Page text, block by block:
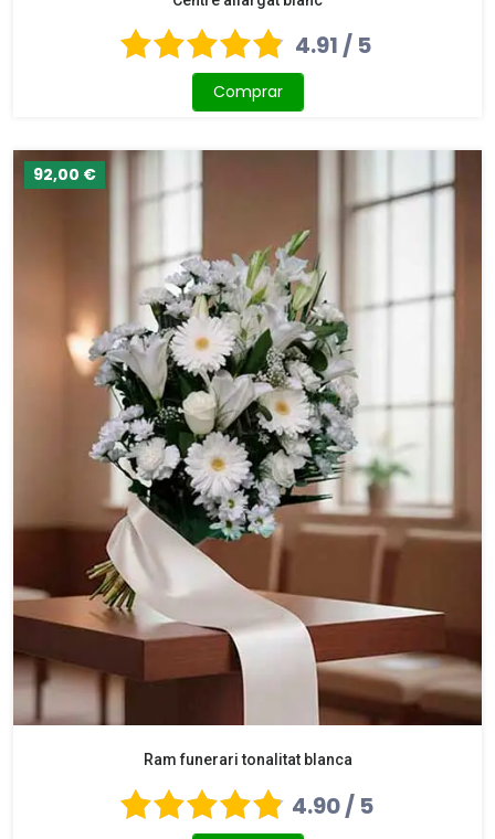
4.91 / 5
Comprar
92,00 €
Ram funerari tonalitat blanca
4.90 / 5